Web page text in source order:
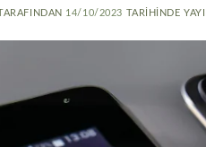
14/10/2023 TARIHINDE